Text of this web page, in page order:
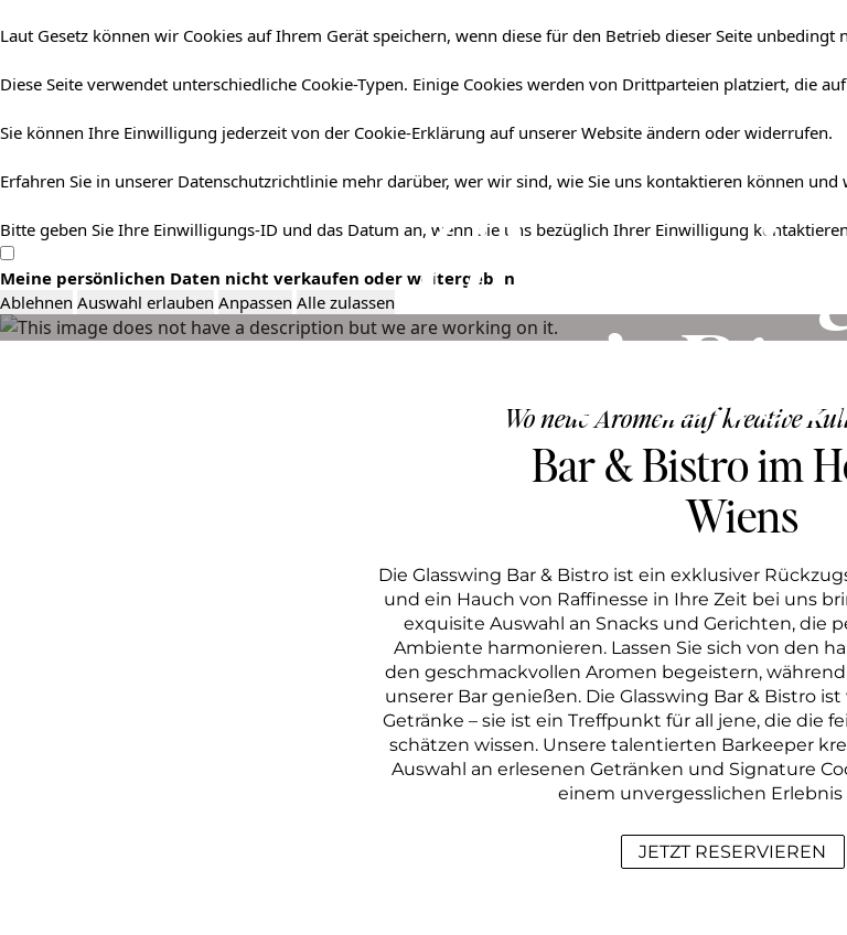
Laut Gesetz können wir Cookies auf Ihrem Gerät speichern, wenn diese für den Betrieb dieser Seite
Diese Seite verwendet unterschiedliche Cookie-Typen. Einige Cookies werden von Drittparteien platziert, die
Sie können Ihre Einwilligung jederzeit von der Cookie-Erklärung auf unserer Website ändern oder widerrufen.
Erfahren Sie in unserer Datenschutzrichtlinie mehr darüber, wer wir sind, wie Sie uns kontaktieren können
Bitte geben Sie Ihre Einwilligungs-ID und das Datum an, wenn Sie uns bezüglich Ihrer Einwilligung
Meine persönlichen Daten nicht verkaufen oder weitergeben
Ablehnen Auswahl erlauben Anpassen Alle zulassen
&
Wo neue Aromen auf kreative
Bar & Bistro im
Wiens
Die Glasswing Bar & Bistro ist ein exklusiver
und ein Hauch von Raffinesse in Ihre Zeit bei uns
exquisite Auswahl an Snacks und Gerichten, die
Ambiente harmonieren. Lassen Sie sich von den
den geschmackvollen Aromen begeistern,
unserer Bar genießen. Die Glasswing Bar & Bistro
Getränke – sie ist ein Treffpunkt für all jene, die die
schätzen wissen. Unsere talentierten Barkeeper
Auswahl an erlesenen Getränken und Signature
einem unvergesslichen Erlebnis
JETZT RESERVIEREN